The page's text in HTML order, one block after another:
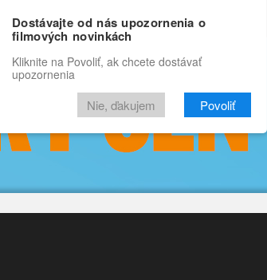
Funny Docu
VIDEÁ FILMY
Dostávajte od nás upozornenia o
filmových novinkách
Kliknite na Povoliť, ak chcete dostávať
upozornenia
Nie, ďakujem Povoliť